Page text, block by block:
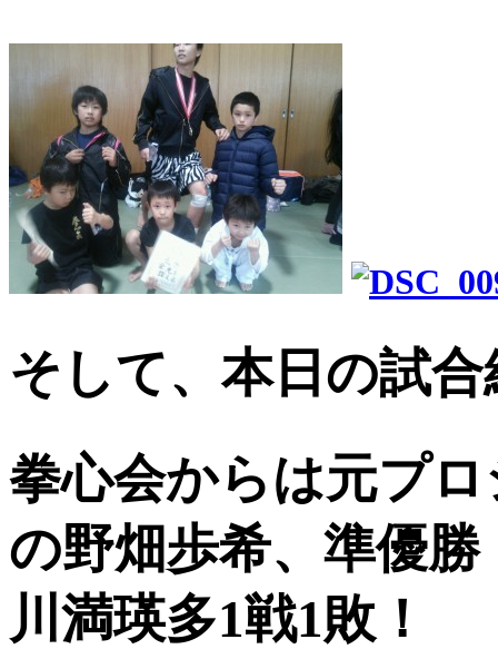
そして、本日の試
拳心会からは元プ
の野畑歩希、準優
川満瑛多1戦1敗！